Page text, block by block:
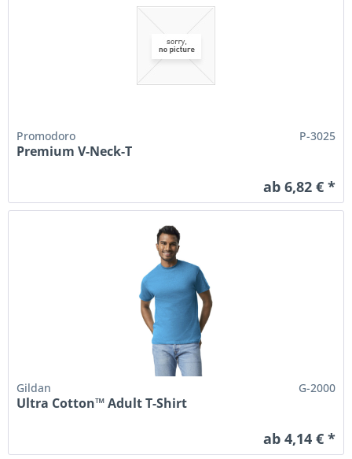
Promodoro P-3025
Premium V-Neck-T
ab 6,82 € *
Gildan G-2000
Ultra Cotton™ Adult T-Shirt
ab 4,14 € *